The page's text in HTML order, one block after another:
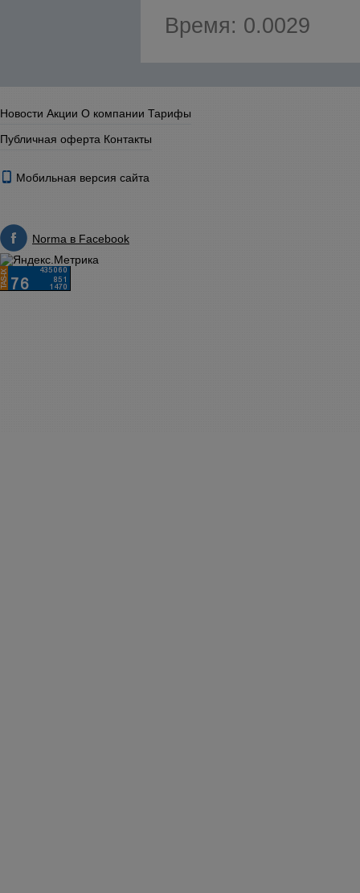
Время: 0.0029
Новости Акции О компании Тарифы
Публичная оферта Контакты
Мобильная версия сайта
Norma в Facebook